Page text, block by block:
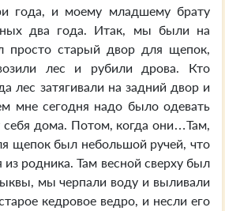
года, и моему младшему брату
два года. Итак, мы были на
просто старый двор для щепок,
лес и рубили дрова. Кто
лес затягивали на задний двор и
мне сегодня надо было одевать
себя дома. Потом, когда они…Там,
щепок был небольшой ручей, что
родника. Там весной сверху был
мы черпали воду и выливали
кедровое ведро, и несли его